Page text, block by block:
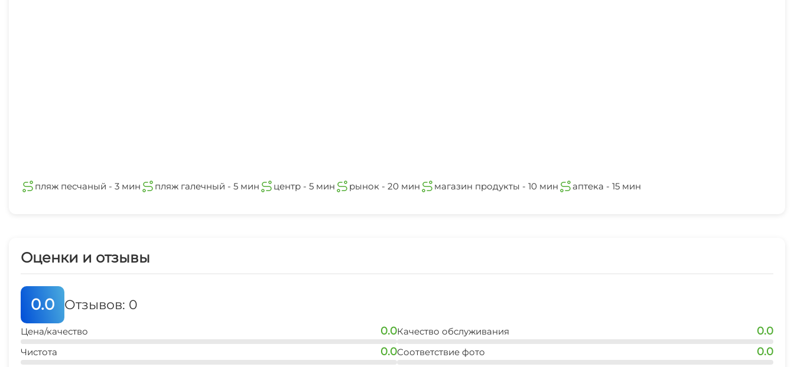
пляж песчаный - 3 мин пляж галечный - 5 мин центр - 5 мин рынок - 20 мин магазин продукты - 10 мин аптека - 15 мин
Оценки и отзывы
0.0 Отзывов: 0
Цена/качество 0.0
Чистота 0.0
Качество обслуживания 0.0
Соответствие фото 0.0